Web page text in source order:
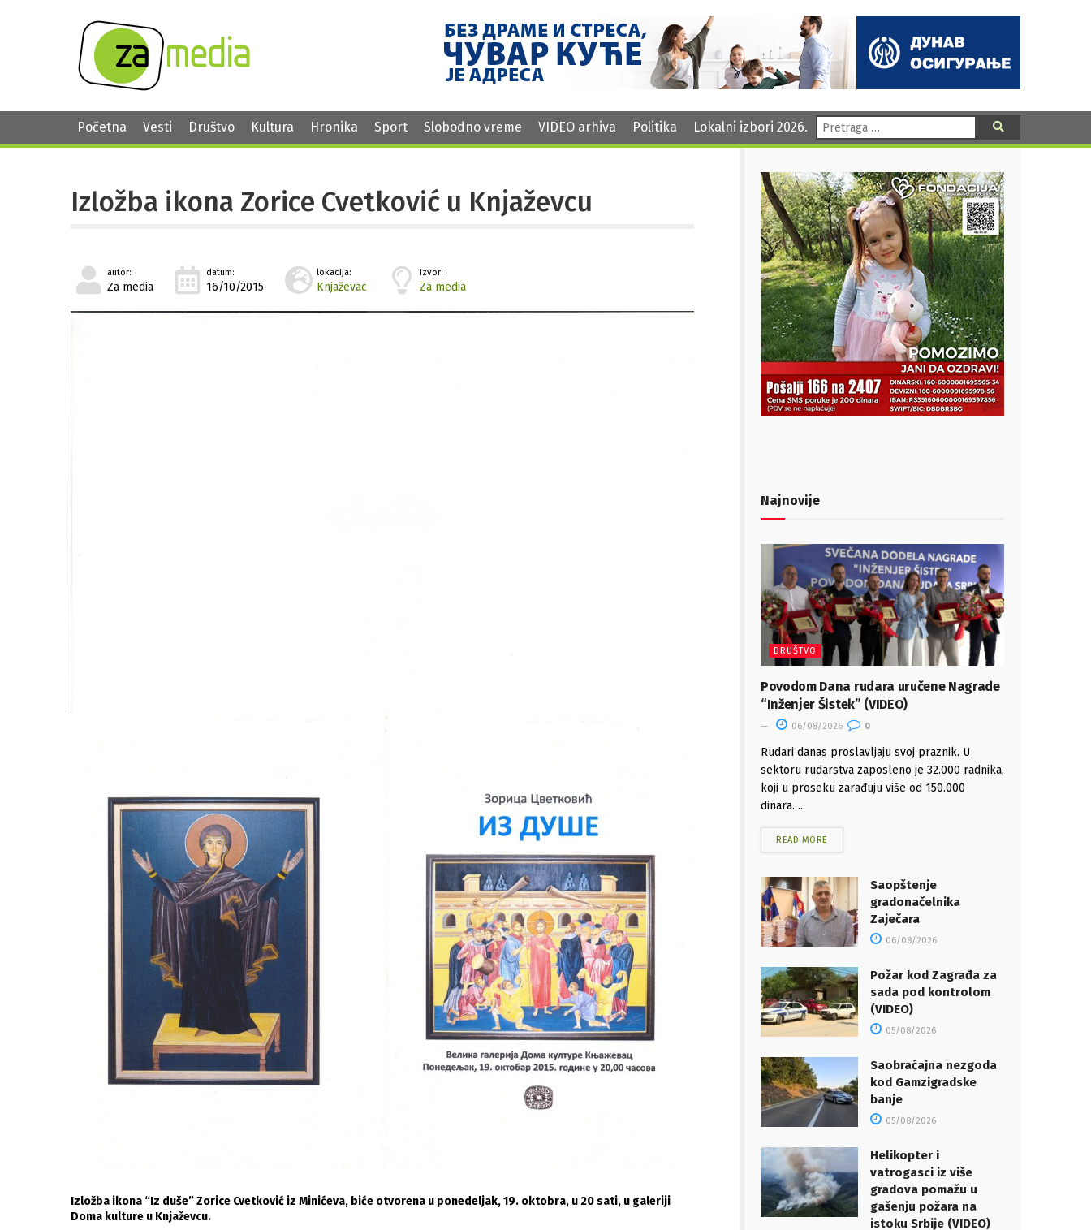
Početna Vesti Društvo Kultura Hronika Sport Slobodno vreme VIDEO arhiva Politika Lokalni izbori 2026. Pretraga:
Izložba ikona Zorice Cvetković u Knjaževcu
autor:
Za media
datum:
16/10/2015
lokacija:
Knjaževac
izvor:
Za media
Izložba ikona “Iz duše” Zorice Cvetković iz Minićeva, biće otvorena u ponedeljak, 19. oktobra, u 20 sati, u galeriji
Doma kulture u Knjaževcu.
Najnovije
DRUŠTVO
Povodom Dana rudara uručene Nagrade
“Inženjer Šistek” (VIDEO)
06/08/2026 0
Rudari danas proslavljaju svoj praznik. U
sektoru rudarstva zaposleno je 32.000 radnika,
koji u proseku zarađuju više od 150.000
dinara. ...
READ MORE
Saopštenje
gradonačelnika
Zaječara
06/08/2026
Požar kod Zagrađa za
sada pod kontrolom
(VIDEO)
05/08/2026
Saobraćajna nezgoda
kod Gamzigradske
banje
05/08/2026
Helikopter i
vatrogasci iz više
gradova pomažu u
gašenju požara na
istoku Srbije (VIDEO)